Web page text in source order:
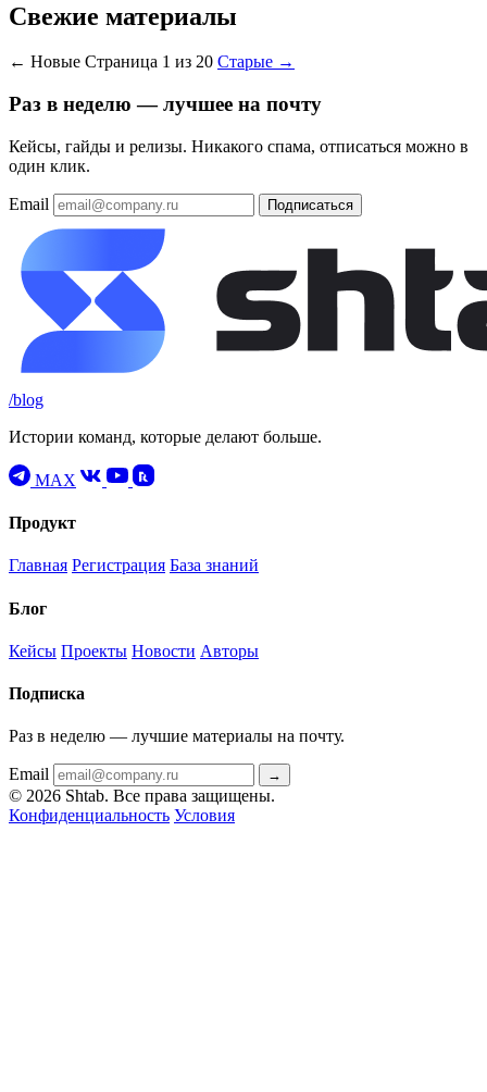
Свежие материалы
← Новые Страница 1 из 20 Старые →
Раз в неделю — лучшее на почту
Кейсы, гайды и релизы. Никакого спама, отписаться можно в
один клик.
Email Подписаться
/blog
Истории команд, которые делают больше.
MAX
Продукт
Главная Регистрация База знаний
Блог
Кейсы Проекты Новости Авторы
Подписка
Раз в неделю — лучшие материалы на почту.
Email →
© 2026 Shtab. Все права защищены.
Конфиденциальность Условия